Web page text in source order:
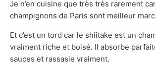
Je n’en cuisine que très très rarement
champignons de Paris sont meilleur
Et c’est un tord car le shiitake est un
vraiment riche et boisé. Il absorbe
sauces et rassasie vraiment.